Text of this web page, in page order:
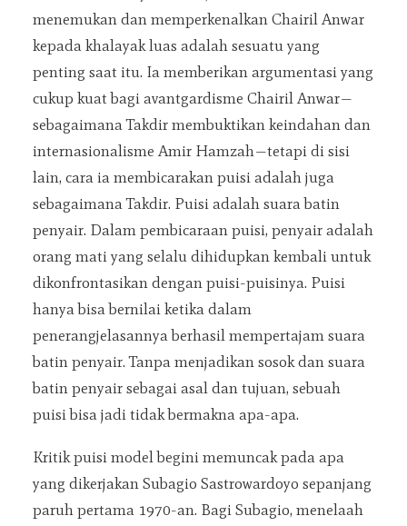
menemukan dan memperkenalkan Chairil Anwar
kepada khalayak luas adalah sesuatu yang
penting saat itu. Ia memberikan argumentasi yang
cukup kuat bagi avantgardisme Chairil Anwar—
sebagaimana Takdir membuktikan keindahan dan
internasionalisme Amir Hamzah—tetapi di sisi
lain, cara ia membicarakan puisi adalah juga
sebagaimana Takdir. Puisi adalah suara batin
penyair. Dalam pembicaraan puisi, penyair adalah
orang mati yang selalu dihidupkan kembali untuk
dikonfrontasikan dengan puisi-puisinya. Puisi
hanya bisa bernilai ketika dalam
penerangjelasannya berhasil mempertajam suara
batin penyair. Tanpa menjadikan sosok dan suara
batin penyair sebagai asal dan tujuan, sebuah
puisi bisa jadi tidak bermakna apa-apa.
Kritik puisi model begini memuncak pada apa
yang dikerjakan Subagio Sastrowardoyo sepanjang
paruh pertama 1970-an. Bagi Subagio, menelaah